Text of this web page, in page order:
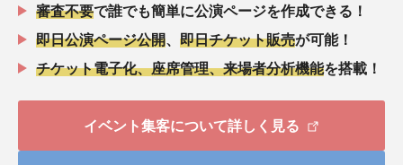
審査不要で誰でも簡単に公演ページを作成できる！
即日公演ページ公開
即日チケット販売が可能！
チケット電子化、座席管理、来場者分析機能を搭載！
イベント集客について詳しく見る